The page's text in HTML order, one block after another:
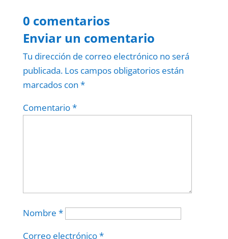
0 comentarios
Enviar un comentario
Tu dirección de correo electrónico no será
publicada. Los campos obligatorios están
marcados con *
Comentario*
Nombre *
Correo electrónico*